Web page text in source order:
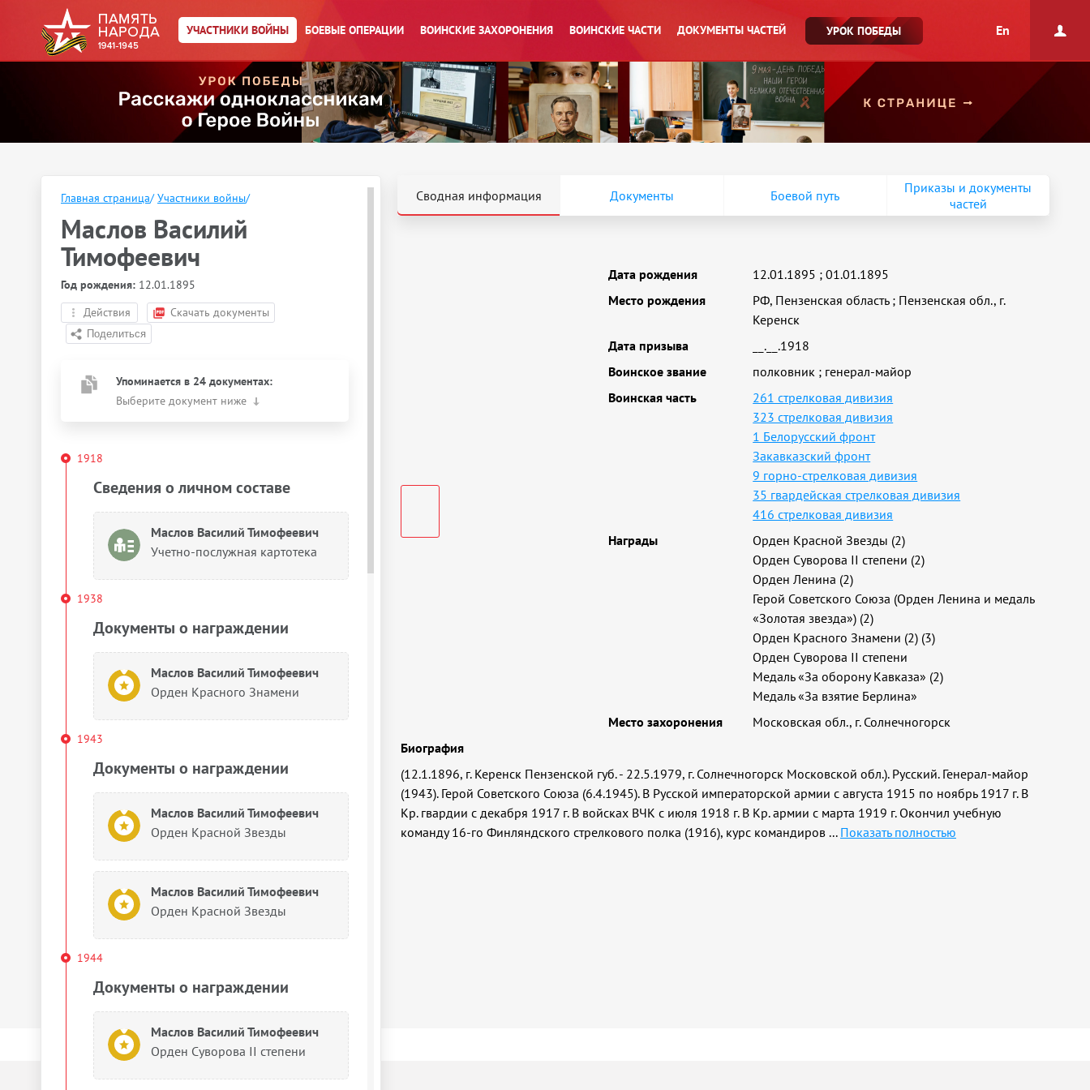
УЧАСТНИКИ ВОЙНЫ БОЕВЫЕ ОПЕРАЦИИ ВОИНСКИЕ ЗАХОРОНЕНИЯ ВОИНСКИЕ ЧАСТИ ДОКУМЕНТЫ ЧАСТЕЙ УРОК ПОБЕДЫ En
Главная страница/ Участники войны/
Маслов Василий
Тимофеевич
Год рождения: 12.01.1895
Действия
Скачать документы
Упоминается в 24 документах:
Выберите документ ниже
1918
Сведения о личном составе
Маслов Василий Тимофеевич
Учетно-послужная картотека
1938
Документы о награждении
Маслов Василий Тимофеевич
Орден Красного Знамени
1943
Документы о награждении
Маслов Василий Тимофеевич
Орден Красной Звезды
Маслов Василий Тимофеевич
Орден Красной Звезды
1944
Документы о награждении
Маслов Василий Тимофеевич
Орден Суворова II степени
Сводная информация Документы Боевой путь
Приказы и документы
частей
Дата рождения 12.01.1895 ;01.01.1895
Место рождения
РФ, Пензенская область; Пензенская обл., г.
Керенск
Дата призыва
__.__.1918
Воинское звание
полковник ; генерал-майор
Воинская часть
261 стрелковая дивизия
323 стрелковая дивизия
1 Белорусский фронт
Закавказский фронт
9 горно-стрелковая дивизия
35 гвардейская стрелковая дивизия
416 стрелковая дивизия
Награды
Орден Красной Звезды (2)
Орден Суворова II степени (2)
Орден Ленина (2)
Герой Советского Союза (Орден Ленина и медаль
«Золотая звезда») (2)
Орден Красного Знамени (2) (3)
Орден Суворова II степени
Медаль «За оборону Кавказа» (2)
Медаль «За взятие Берлина»
Место захоронения
Московская обл., г. Солнечногорск
Биография
(12.1.1896, г. Керенск Пензенской губ. - 22.5.1979, г. Солнечногорск Московской обл.). Русский. Генерал-майор
(1943). Герой Советского Союза (6.4.1945). В Русской императорской армии с августа 1915 по ноябрь 1917 г. В
Кр. гвардии с декабря 1917 г. В войсках ВЧК с июля 1918 г. В Кр. армии с марта 1919 г. Окончил учебную
команду 16-го Финляндского стрелкового полка (1916), курс командиров ... Показать полностью